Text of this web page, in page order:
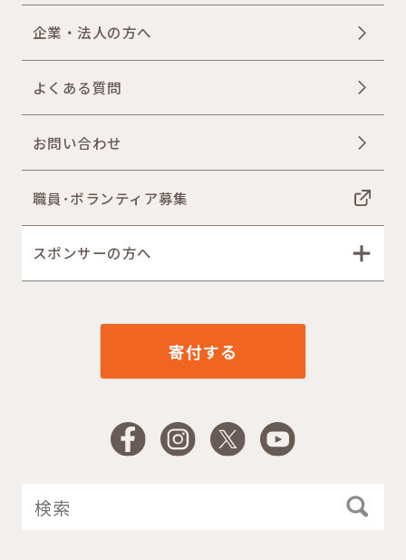
企業・法人の方へ
よくある質問
お問い合わせ
職員･ボランティア募集
スポンサーの方へ
寄付する
FacebookInstagram
X YouTube